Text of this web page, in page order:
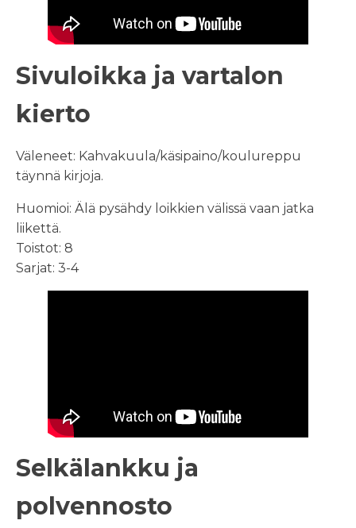
Sivuloikka ja vartalon
kierto
Väleneet: Kahvakuula/käsipaino/koulureppu
täynnä kirjoja.
Huomioi: Älä pysähdy loikkien välissä vaan jatka
liikettä.
Toistot: 8
Sarjat: 3-4
Selkälankku ja
polvennosto